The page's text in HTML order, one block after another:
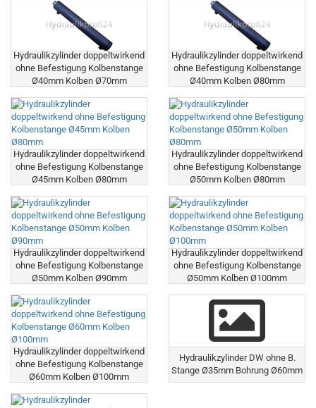
Hydraulikzylinder doppeltwirkend
ohne Befestigung Kolbenstange
Ø40mm Kolben Ø70mm
Hydraulikzylinder doppeltwirkend
ohne Befestigung Kolbenstange
Ø40mm Kolben Ø80mm
Hydraulikzylinder doppeltwirkend
ohne Befestigung Kolbenstange
Ø45mm Kolben Ø80mm
Hydraulikzylinder doppeltwirkend
ohne Befestigung Kolbenstange
Ø50mm Kolben Ø80mm
Hydraulikzylinder doppeltwirkend
ohne Befestigung Kolbenstange
Ø50mm Kolben Ø90mm
Hydraulikzylinder doppeltwirkend
ohne Befestigung Kolbenstange
Ø50mm Kolben Ø100mm
Hydraulikzylinder doppeltwirkend
ohne Befestigung Kolbenstange
Ø60mm Kolben Ø100mm
Hydraulikzylinder DW ohne B.
Stange Ø35mm Bohrung Ø60mm